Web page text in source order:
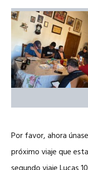
Por favor, ahora
próximo viaje que